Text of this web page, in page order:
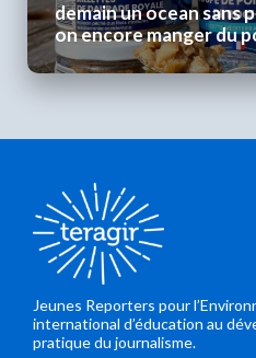
demain un ocean sans
on encore manger du
Jeunes Reporters pour
international d’éducation au
pratique du journalisme.